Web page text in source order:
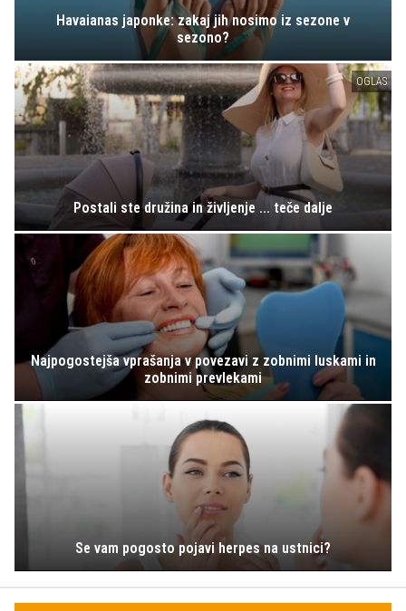
Havaianas japonke: zakaj jih nosimo iz sezone v
sezono?
OGLAS
Postali ste družina in življenje ... teče dalje
Najpogostejša vprašanja v povezavi z zobnimi luskami in
zobnimi prevlekami
Se vam pogosto pojavi herpes na ustnici?